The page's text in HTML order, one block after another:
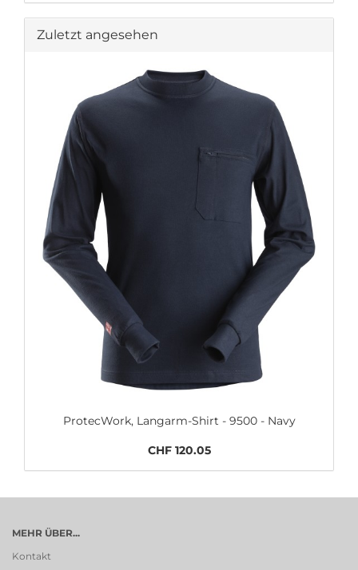
Zuletzt angesehen
ProtecWork, Langarm-Shirt - 9500 - Navy
CHF 120.05
MEHR ÜBER...
Kontakt